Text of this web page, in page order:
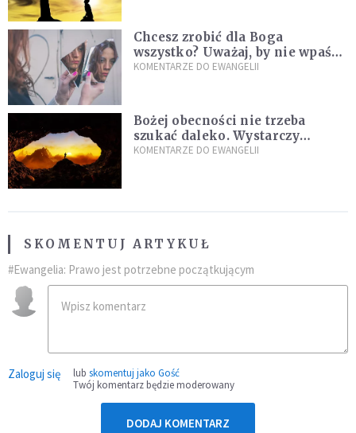
Chcesz zrobić dla Boga
wszystko? Uważaj, by nie wpaść
w groźną pułapkę
KOMENTARZE DO EWANGELII
Bożej obecności nie trzeba
szukać daleko. Wystarczy
nauczyć się słuchać
KOMENTARZE DO EWANGELII
SKOMENTUJ ARTYKUŁ
#Ewangelia: Prawo jest potrzebne początkującym
Zaloguj się lub skomentuj jako Gość
Twój komentarz będzie moderowany
DODAJ KOMENTARZ